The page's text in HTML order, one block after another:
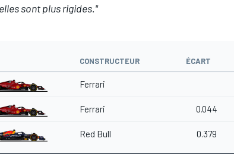
sont plus rigides."
CONSTRUCTEUR ÉCART
Ferrari
Ferrari 0.044
Red Bull 0.379